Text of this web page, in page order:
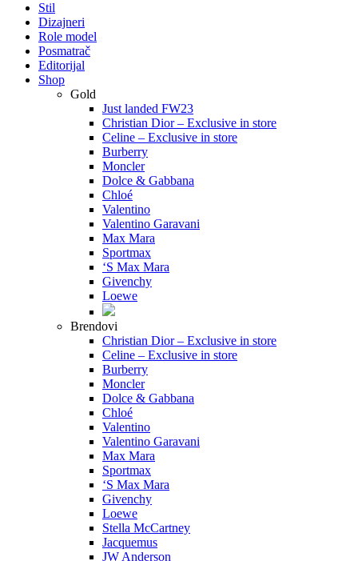
Stil
Dizajneri
Role model
Posmatrač
Editorijal
Shop
Gold
Just landed FW23
Christian Dior – Exclusive in store
Celine – Exclusive in store
Burberry
Moncler
Dolce & Gabbana
Chloé
Valentino
Valentino Garavani
Max Mara
Sportmax
‘S Max Mara
Givenchy
Loewe
Brendovi
Christian Dior – Exclusive in store
Celine – Exclusive in store
Burberry
Moncler
Dolce & Gabbana
Chloé
Valentino
Valentino Garavani
Max Mara
Sportmax
‘S Max Mara
Givenchy
Loewe
Stella McCartney
Jacquemus
JW Anderson